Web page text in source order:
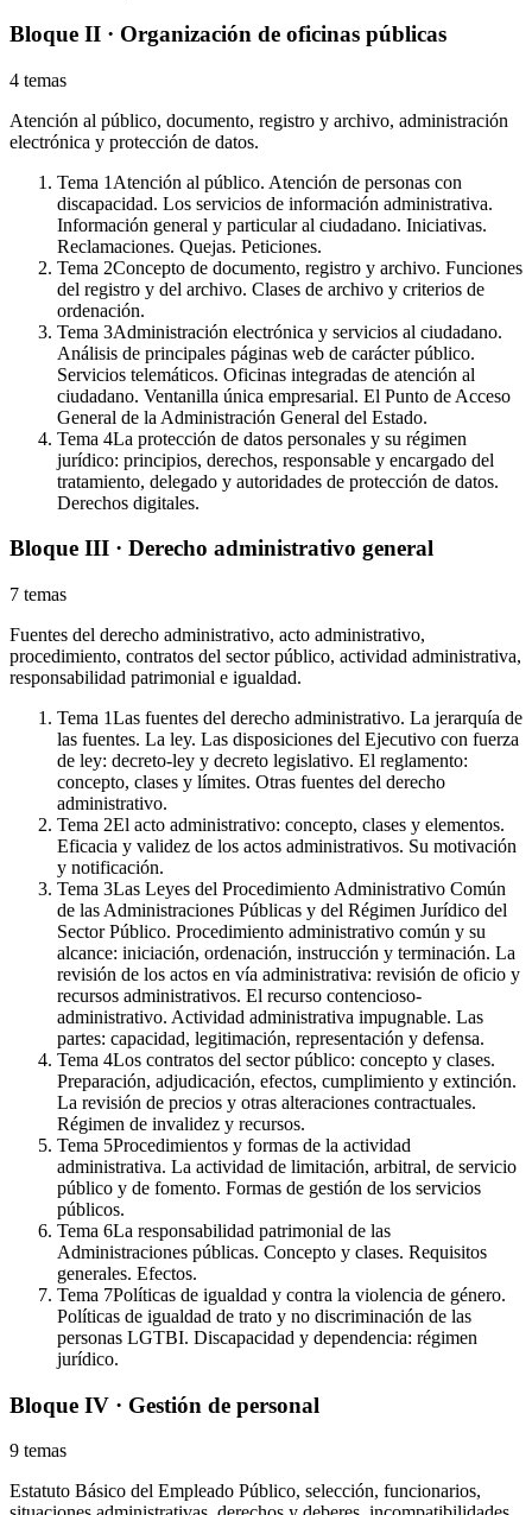
Bloque II · Organización de oficinas públicas
4 temas
Atención al público, documento, registro y archivo, administración
electrónica y protección de datos.
Tema 1 Atención al público. Atención de personas con
discapacidad. Los servicios de información administrativa.
Información general y particular al ciudadano. Iniciativas.
Reclamaciones. Quejas. Peticiones.
Tema 2Concepto de documento, registro y archivo. Funciones
del registro y del archivo. Clases de archivo y criterios de
ordenación.
Tema 3Administración electrónica y servicios al ciudadano.
Análisis de principales páginas web de carácter público.
Servicios telemáticos. Oficinas integradas de atención al
ciudadano. Ventanilla única empresarial. El Punto de Acceso
General de la Administración General del Estado.
Tema 4La protección de datos personales y su régimen
jurídico: principios, derechos, responsable y encargado del
tratamiento, delegado y autoridades de protección de datos.
Derechos digitales.
Bloque III · Derecho administrativo general
7 temas
Fuentes del derecho administrativo, acto administrativo,
procedimiento, contratos del sector público, actividad administrativa,
responsabilidad patrimonial e igualdad.
Tema 1Las fuentes del derecho administrativo. La jerarquía de
las fuentes. La ley. Las disposiciones del Ejecutivo con fuerza
de ley: decreto-ley y decreto legislativo. El reglamento:
concepto, clases y límites. Otras fuentes del derecho
administrativo.
Tema 2El acto administrativo: concepto, clases y elementos.
Eficacia y validez de los actos administrativos. Su motivación
y notificación.
Tema 3Las Leyes del Procedimiento Administrativo Común
de las Administraciones Públicas y del Régimen Jurídico del
Sector Público. Procedimiento administrativo común y su
alcance: iniciación, ordenación, instrucción y terminación. La
revisión de los actos en vía administrativa: revisión de oficio y
recursos administrativos. El recurso contencioso-
administrativo. Actividad administrativa impugnable. Las
partes: capacidad, legitimación, representación y defensa.
Tema 4Los contratos del sector público: concepto y clases.
Preparación, adjudicación, efectos, cumplimiento y extinción.
La revisión de precios y otras alteraciones contractuales.
Régimen de invalidez y recursos.
Tema 5Procedimientos y formas de la actividad
administrativa. La actividad de limitación, arbitral, de servicio
público y de fomento. Formas de gestión de los servicios
públicos.
Tema 6La responsabilidad patrimonial de las
Administraciones públicas. Concepto y clases. Requisitos
generales. Efectos.
Tema 7Políticas de igualdad y contra la violencia de género.
Políticas de igualdad de trato y no discriminación de las
personas LGTBI. Discapacidad y dependencia: régimen
jurídico.
Bloque IV · Gestión de personal
9 temas
Estatuto Básico del Empleado Público, selección, funcionarios,